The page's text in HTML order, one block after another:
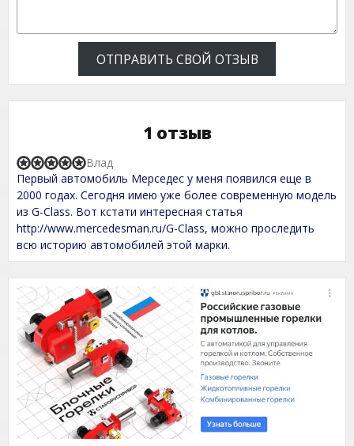
ОТПРАВИТЬ СВОЙ ОТЗЫВ
1 отзыв
R
a
t
e
d
5
,
u
t
o
f
5
Первый автомобиль Мерседес у меня появился еще в
2000 годах. Сегодня имею уже более современную модель
из G-Class. Вот кстати интересная статья
http://www.mercedesman.ru/G-Class, можно проследить
всю историю автомобилей этой марки.
Влад